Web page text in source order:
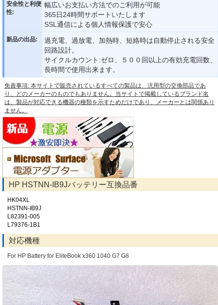
安全性と利便
性:
幅広いお支払い方法でのご利用が可能
365日24時間サポートいたします
SSL通信による個人情報保護で安心
新品の出品:
過充電、過放電、加熱時、短絡時は自動停止される安全
回路設計。
サイクルカウント:ゼロ、５００回以上の有効充電回数、
長時間で使用出来ます。
免責事項: 本サイトで販売されているすべての製品は、汎用型の交換部品であ
り、どのメーカーのものでもありません。当サイトで掲載しているブランド名
は、製品が対応できる機器の種類を示すためだけであり、メーカーとは関係あり
ません。
HP HSTNN-IB9Jバッテリー互換品番
HK04XL
HSTNN-IB9J
L82391-005
L79376-1B1
対応機種
For HP Battery for EliteBook x360 1040 G7 G8